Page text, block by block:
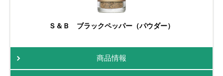
Ｓ＆Ｂ ブラックペッパー（パウダー）
商品情報